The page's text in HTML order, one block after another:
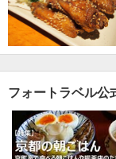
フォートラベル公